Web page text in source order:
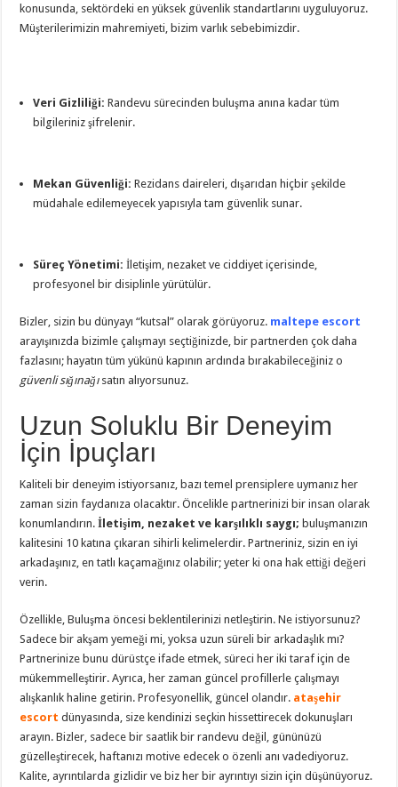
konusunda, sektördeki en yüksek güvenlik standartlarını uyguluyoruz.
Müşterilerimizin mahremiyeti, bizim varlık sebebimizdir.
Veri Gizliliği: Randevu sürecinden buluşma anına kadar tüm
bilgileriniz şifrelenir.
Mekan Güvenliği: Rezidans daireleri, dışarıdan hiçbir şekilde
müdahale edilemeyecek yapısıyla tam güvenlik sunar.
Süreç Yönetimi: İletişim, nezaket ve ciddiyet içerisinde,
profesyonel bir disiplinle yürütülür.
Bizler, sizin bu dünyayı “kutsal” olarak görüyoruz. maltepe escort
arayışınızda bizimle çalışmayı seçtiğinizde, bir partnerden çok daha
fazlasını; hayatın tüm yükünü kapının ardında bırakabileceğiniz o
güvenli sığınağısatın alıyorsunuz.
Uzun Soluklu Bir Deneyim
İçin İpuçları
Kaliteli bir deneyim istiyorsanız, bazı temel prensiplere uymanız her
zaman sizin faydanıza olacaktır. Öncelikle partnerinizi bir insan olarak
konumlandırın.İletişim, nezaket ve karşılıklı saygı; buluşmanızın
kalitesini 10 katına çıkaran sihirli kelimelerdir. Partneriniz, sizin en iyi
arkadaşınız, en tatlı kaçamağınız olabilir; yeter ki ona hak ettiği değeri
verin.
Özellikle, Buluşma öncesi beklentilerinizi netleştirin. Ne istiyorsunuz?
Sadece bir akşam yemeği mi, yoksa uzun süreli bir arkadaşlık mı?
Partnerinize bunu dürüstçe ifade etmek, süreci her iki taraf için de
mükemmelleştirir. Ayrıca, her zaman güncel profillerle çalışmayı
alışkanlık haline getirin. Profesyonellik, güncel olandır. ataşehir
escort dünyasında, size kendinizi seçkin hissettirecek dokunuşları
arayın. Bizler, sadece bir saatlik bir randevu değil, gününüzü
güzelleştirecek, haftanızı motive edecek o özenli anı vadediyoruz.
Kalite, ayrıntılarda gizlidir ve biz her bir ayrıntıyı sizin için düşünüyoruz.